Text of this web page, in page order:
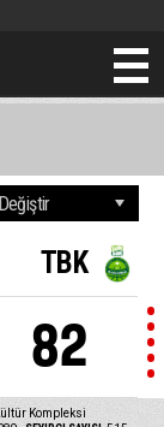
TBK
82
Kompleksi